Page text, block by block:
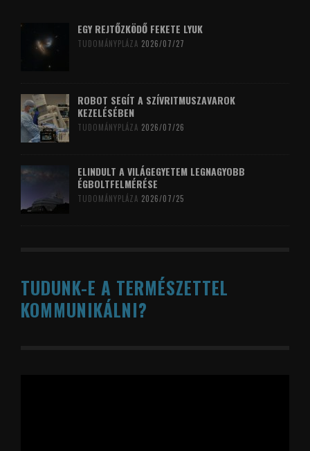
EGY REJTŐZKÖDŐ FEKETE LYUK
TUDOMÁNYPLÁZA 2026/07/27
ROBOT SEGÍT A SZÍVRITMUSZAVAROK
KEZELÉSÉBEN
TUDOMÁNYPLÁZA 2026/07/26
ELINDULT A VILÁGEGYETEM LEGNAGYOBB
ÉGBOLTFELMÉRÉSE
TUDOMÁNYPLÁZA 2026/07/25
TUDUNK-E A TERMÉSZETTEL
KOMMUNIKÁLNI?